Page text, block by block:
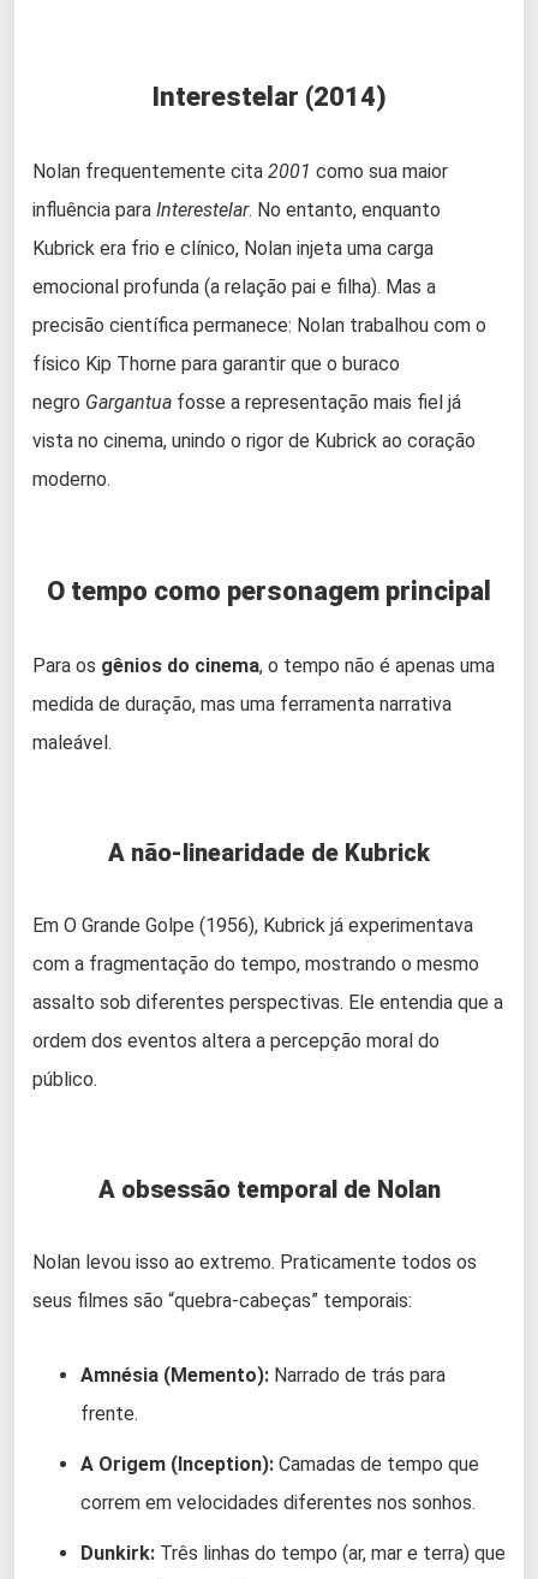
Interestelar (2014)
Nolan frequentemente cita 2001 como sua maior
influência para Interestelar. No entanto, enquanto
Kubrick era frio e clínico, Nolan injeta uma carga
emocional profunda (a relação pai e filha). Mas a
precisão científica permanece: Nolan trabalhou com o
físico Kip Thorne para garantir que o buraco
negro Gargantua fosse a representação mais fiel já
vista no cinema, unindo o rigor de Kubrick ao coração
moderno.
O tempo como personagem principal
Para os gênios do cinema, o tempo não é apenas uma
medida de duração, mas uma ferramenta narrativa
maleável.
A não-linearidade de Kubrick
Em O Grande Golpe (1956), Kubrick já experimentava
com a fragmentação do tempo, mostrando o mesmo
assalto sob diferentes perspectivas. Ele entendia que a
ordem dos eventos altera a percepção moral do
público.
A obsessão temporal de Nolan
Nolan levou isso ao extremo. Praticamente todos os
seus filmes são “quebra-cabeças” temporais:
Amnésia (Memento): Narrado de trás para
frente.
A Origem (Inception): Camadas de tempo que
correm em velocidades diferentes nos sonhos.
Dunkirk: Três linhas do tempo (ar, mar e terra) que